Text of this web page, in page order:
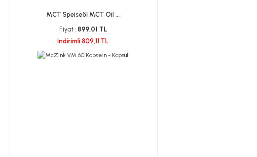
MCT Speiseöl MCT Oil ...
Fiyat : 899,01 TL
İndirimli 809,11 TL